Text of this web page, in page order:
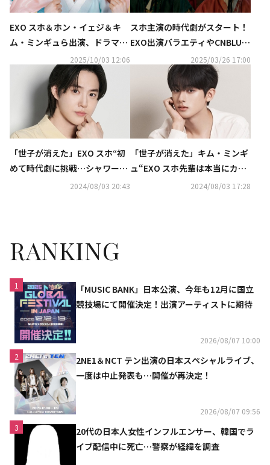
EXO スホ＆ホン・イェジ＆キ
ム・ミンギュら出演、ドラマ
「世子が消えた」12月よりDVD
発売＆レンタル開始！
2025/10/03 12:06
スホ主演の時代劇がスタート！
EXO出演バラエティやCNBLUE
ジョン・ヨンファのライブま
で…4月の衛星劇場も充実
2025/03/26 17:00
「世子が消えた」EXO スホ“初
めて時代劇に挑戦…シャワーを
浴びながら台本を読んだ”
2024/08/03 20:43
「世子が消えた」キム・ミンギ
ュ“EXO スホ先輩は本当にカッ
コいいと思った”【ネタバレあ
2024/08/03 17:28
RANKING
1
「MUSIC BANK」日本公演、今年も12月に国立
競技場にて開催決定！出演アーティストに期待
2026/08/07 10:00
2
2NE1＆NCT テン出演の日本スペシャルライブ、
一度は中止発表も…開催が再決定！
2026/08/07 09:56
3
20代の日本人女性インフルエンサー、韓国でラ
イブ配信中に死亡…警察が経緯を調査